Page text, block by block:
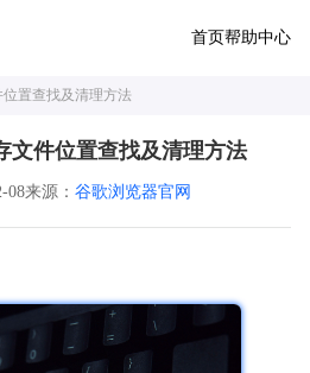
首页帮助中心
位置查找及清理方法
文件位置查找及清理方法
08来源： 谷歌浏览器官网